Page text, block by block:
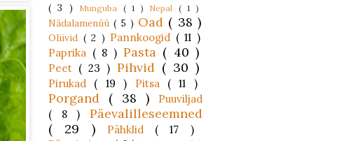
( 3 )
Munguba ( 1 ) Nepal ( 1 )
Nädalamenüü( 5 ) Oad ( 38 )
Oliivid ( 2 ) Pannkoogid ( 11 )
Paprika ( 8 ) Pasta ( 40 )
Peet ( 23 ) Pihvid ( 30 )
Pirukad ( 19 ) Pitsa ( 11 )
Porgand ( 38 )
Puuviljad
( 8 ) Päevalilleseemned
( 29 )
Pähklid ( 17 )